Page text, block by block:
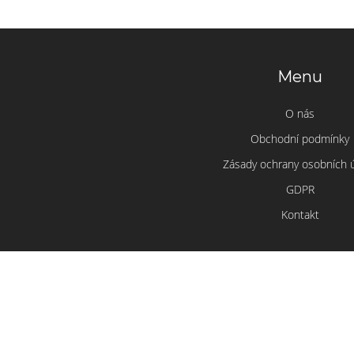
Menu
O nás
Obchodní podmínky
Zásady ochrany osobních
GDPR
Kontakt